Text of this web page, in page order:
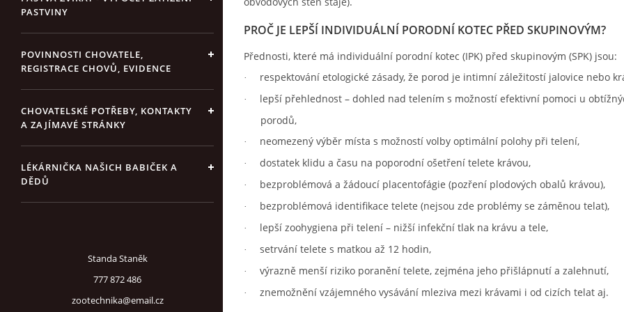
PASTVINY
POVINNOSTI CHOVATELE,
REGISTRACE CHOVŮ, EVIDENCE
CHOVATELSKÉ POTŘEBY, KONTAKTY
A ZAJÍMAVÉ STRÁNKY
LÉKÁRNIČKA NAŠICH BABIČEK A
DĚDŮ
Standa Staněk
777 872 486
zootechnika@email.cz
PROČ JE LEPŠÍ INDIVIDUÁLNÍ PORODNÍ KOTEC PŘED SKUPINOVÝM?
Přednosti, které má individuální porodní kotec (IPK) před skupinovým (SPK) jsou:
· respektování etologické zásady, že porod je intimní záležitostí jalovice nebo
·
lepší přehlednost – dohled nad telením s možností efektivní pomoci u
porodů,
· neomezený výběr místa s možností volby optimální polohy při telení,
· dostatek klidu a času na poporodní ošetření telete krávou,
· bezproblémová a žádoucí placentofágie (pozření plodových obalů krávou),
· bezproblémová identifikace telete (nejsou zde problémy se záměnou telat),
· lepší zoohygiena při telení – nižší infekční tlak na krávu a tele,
· setrvání telete s matkou až 12 hodin,
· výrazně menší riziko poranění telete, zejména jeho přišlápnutí a zalehnutí,
· znemožnění vzájemného vysávání mleziva mezi krávami i od cizích telat aj.